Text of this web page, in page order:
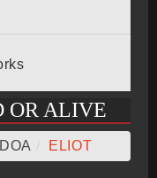
OR ALIVE
DOA ELIOT